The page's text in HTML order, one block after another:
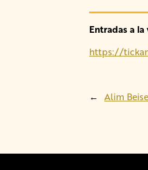
Entradas a
https://
← Alim